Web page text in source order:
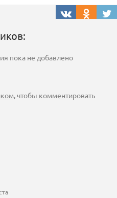
пока не добавлено
, чтобы комментировать